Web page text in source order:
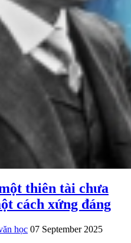
thiên tài chưa
cách xứng đáng
học 07 September 2025